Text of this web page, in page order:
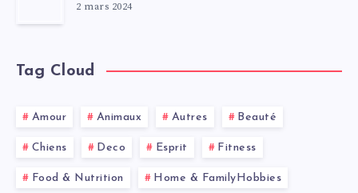
2 mars 2024
Tag Cloud
Amour Animaux Autres Beauté
Chiens Deco Esprit Fitness
Food & Nutrition Home & FamilyHobbies